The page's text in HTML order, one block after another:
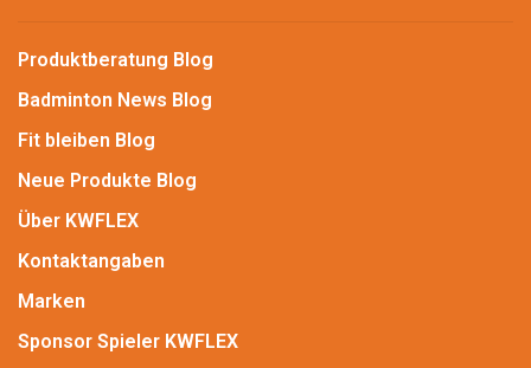
Produktberatung Blog
Badminton News Blog
Fit bleiben Blog
Neue Produkte Blog
Über KWFLEX
Kontaktangaben
Marken
Sponsor Spieler KWFLEX